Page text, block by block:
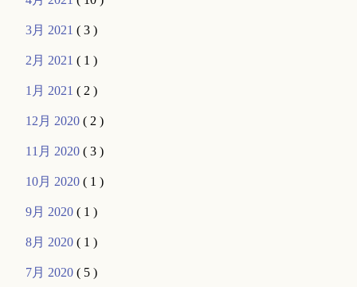
3月 2021( 3 )
2月 2021( 1 )
1月 2021( 2 )
12月 2020( 2 )
11月 2020( 3 )
10月 2020( 1 )
9月 2020( 1 )
8月 2020( 1 )
7月 2020( 5 )